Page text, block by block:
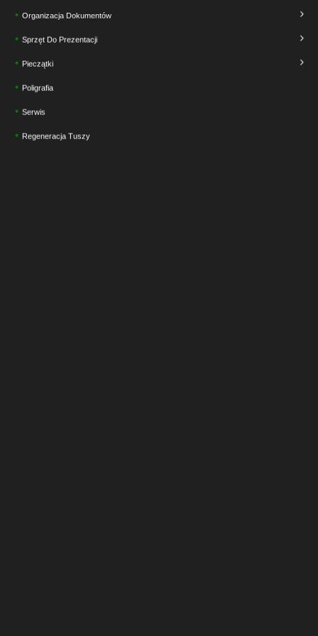
Organizacja Dokumentów
Sprzęt Do Prezentacji
Pieczątki
Poligrafia
Serwis
Regeneracja Tuszy